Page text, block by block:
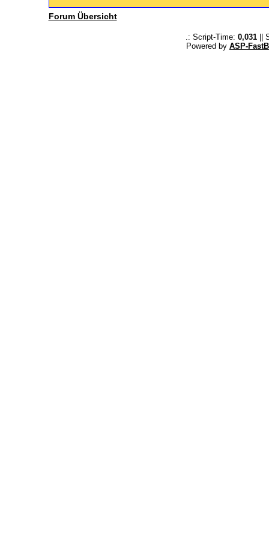
Forum Übersicht
.: Script-Time: 0,031||
Powered by ASP-